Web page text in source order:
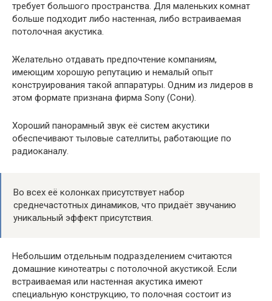
требует большого пространства. Для маленьких комнат
больше подходит либо настенная, либо встраиваемая
потолочная акустика.
Желательно отдавать предпочтение компаниям,
имеющим хорошую репутацию и немалый опыт
конструирования такой аппаратуры. Одним из лидеров в
этом формате признана фирма Sony (Сони).
Хороший панорамный звук её систем акустики
обеспечивают тыловые сателлиты, работающие по
радиоканалу.
Во всех её колонках присутствует набор
среднечастотных динамиков, что придаёт звучанию
уникальный эффект присутствия.
Небольшим отдельным подразделением считаются
домашние кинотеатры с потолочной акустикой. Если
встраиваемая или настенная акустика имеют
специальную конструкцию, то полочная состоит из